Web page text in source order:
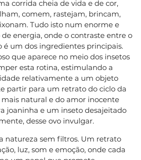
corrida cheia de vida e de cor,
comem, rastejam, brincam,
Tudo isto num enorme e
energia, onde o contraste entre o
é um dos ingredientes principais.
que aparece no meio dos insetos
esta rotina, estimulando a
relativamente a um objeto
partir para um retrato do ciclo da
natural e do amor inocente
joaninha e um inseto desajeitado
desse ovo invulgar.
natureza sem filtros. Um retrato
luz, som e emoção, onde cada